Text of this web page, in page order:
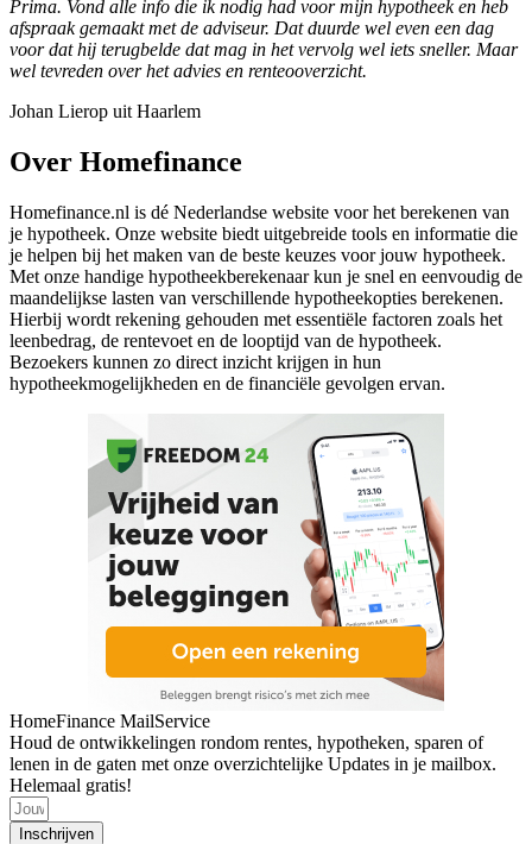
Prima. Vond alle info die ik nodig had voor mijn hypotheek en heb
afspraak gemaakt met de adviseur. Dat duurde wel even een dag
voor dat hij terugbelde dat mag in het vervolg wel iets sneller. Maar
wel tevreden over het advies en renteooverzicht.
Johan Lierop uit Haarlem
Over Homefinance
Homefinance.nl is dé Nederlandse website voor het berekenen van
je hypotheek. Onze website biedt uitgebreide tools en informatie die
je helpen bij het maken van de beste keuzes voor jouw hypotheek.
Met onze handige hypotheekberekenaar kun je snel en eenvoudig de
maandelijkse lasten van verschillende hypotheekopties berekenen.
Hierbij wordt rekening gehouden met essentiële factoren zoals het
leenbedrag, de rentevoet en de looptijd van de hypotheek.
Bezoekers kunnen zo direct inzicht krijgen in hun
hypotheekmogelijkheden en de financiële gevolgen ervan.
HomeFinance MailService
Houd de ontwikkelingen rondom rentes, hypotheken, sparen of
lenen in de gaten met onze overzichtelijke Updates in je mailbox.
Helemaal gratis!
Inschrijven